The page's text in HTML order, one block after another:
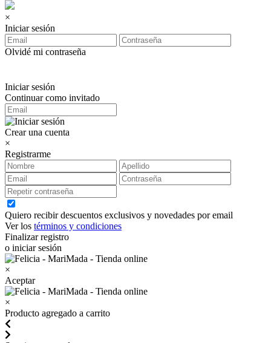
×
Iniciar sesión
Olvidé mi contraseña
Iniciar sesión
Continuar como invitado
Crear una cuenta
×
Registrarme
Quiero recibir descuentos exclusivos y novedades por email
Ver los términos y condiciones
Finalizar registro
o iniciar sesión
×
Aceptar
×
Producto agregado a carrito